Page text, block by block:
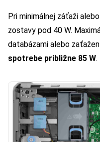
Pri minimálnej záťaži
zostavy pod 40 W.
databázami alebo
spotrebe približne 85 W.